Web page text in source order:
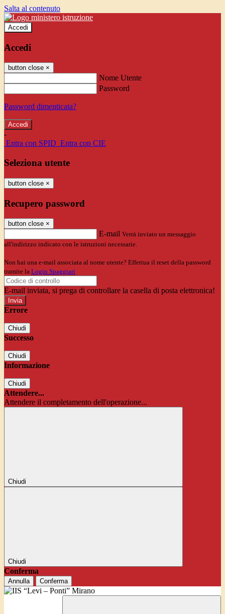
Salta al contenuto
Accedi
Accedi
button close ×
Nome Utente
Password
Password dimenticata?
-
Entra con SPID Entra con CIE
Seleziona utente
button close ×
Recupero password
button close ×
E-mail Verrà inviato un messaggio
all'indirizzo indicato con le istruzioni necessarie.
Non hai una e-mail associata al nome utente? Effettua il reset della password
tramite la Login Spaggiari
E-mail inviata, si prega di controllare la casella di posta elettronica!
Errore
Chiudi
Successo
Chiudi
Informazione
Chiudi
Attendere...
Attendere il completamento dell'operazione...
Chiudi
Chiudi
Conferma
Annulla Conferma